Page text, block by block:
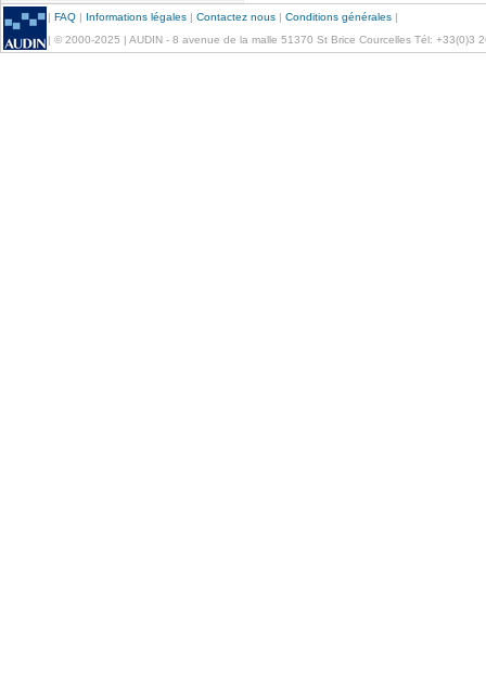
| FAQ | Informations légales | Contactez nous | Conditions générales |
| © 2000-2025 | AUDIN - 8 avenue de la malle 51370 St Brice Courcelles Tél: